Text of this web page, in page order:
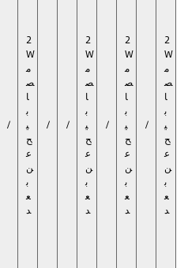
/
2
W
م
ص
ا
ب
ي
ح
ع
ن
ب
ع
د
/ /
2
W
م
ص
ا
ب
ي
ح
ع
ن
ب
ع
د
/
2
W
م
ص
ا
ب
ي
ح
ع
ن
ب
ع
د
/
2
W
م
ص
ا
ب
ي
ح
ع
ن
ب
ع
د